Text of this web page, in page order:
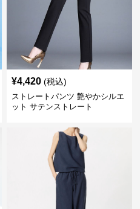
¥4,420 (税込)
ストレートパンツ 艶やかシルエ
ット サテンストレート